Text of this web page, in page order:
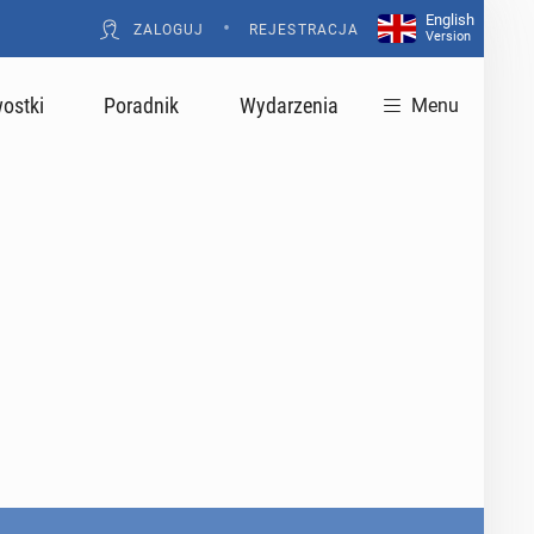
ZALOGUJ • REJESTRACJA
English
Version
Poradnik Wydarzenia Menu